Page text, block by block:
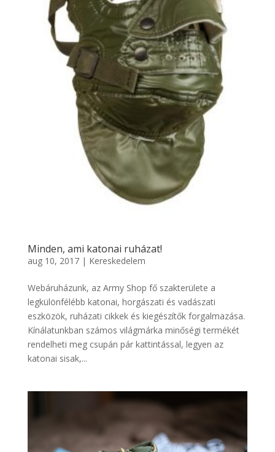
Minden, ami katonai ruházat!
aug 10, 2017| Kereskedelem
Webáruházunk, az Army Shop fő szakterülete a
legkülönfélébb katonai, horgászati és vadászati
eszközök, ruházati cikkek és kiegészítők forgalmazása.
Kínálatunkban számos világmárka minőségi termékét
rendelheti meg csupán pár kattintással, legyen az
katonai sisak,...